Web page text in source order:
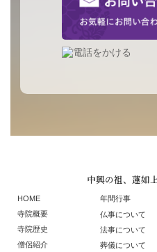
中興の祖、蓮如
HOME
寺院概要
寺院歴史
僧侶紹介
年間行事
仏事について
法事について
葬儀について